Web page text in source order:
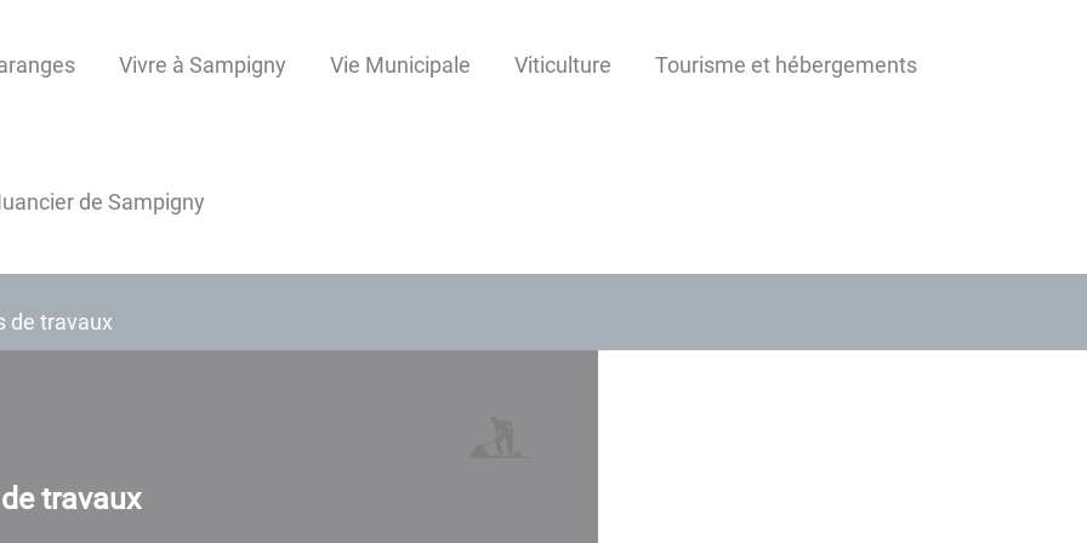
Vivre à Sampigny Vie Municipale Viticulture Tourisme et hébergements
de Sampigny
de travaux
travaux